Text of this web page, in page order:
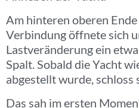
Am hinteren oberen
Verbindung öffnete sich
Lastveränderung ein
Spalt. Sobald die Yacht
abgestellt wurde, schloss
Das sah im ersten